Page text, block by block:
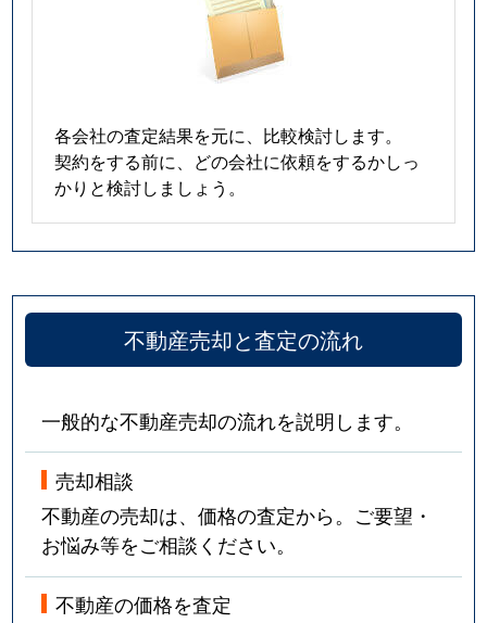
各会社の査定結果を元に、比較検討します。
契約をする前に、どの会社に依頼をするかしっ
かりと検討しましょう。
不動産売却と査定の流れ
一般的な不動産売却の流れを説明します。
売却相談
不動産の売却は、価格の査定から。ご要望・
お悩み等をご相談ください。
不動産の価格を査定